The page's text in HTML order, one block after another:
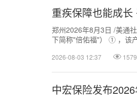
重疾保障也能成长
郑州2026年8月3日 /美通
下简称"倍佑福"） ① ，该
2026-08-03 12:37 1579
中宏保险发布